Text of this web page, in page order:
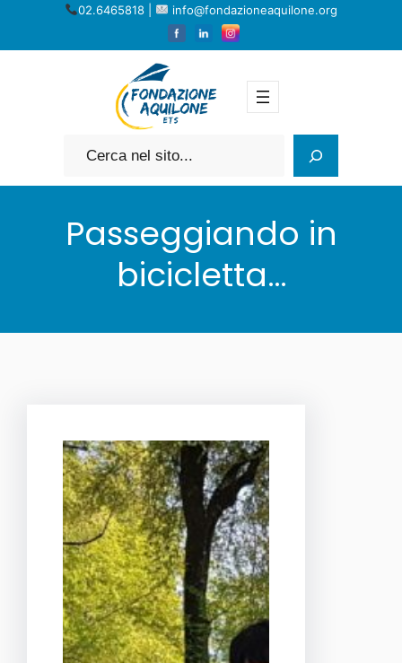
02.6465818 | info@fondazioneaquilone.org
Cerca
Passeggiando in
bicicletta…